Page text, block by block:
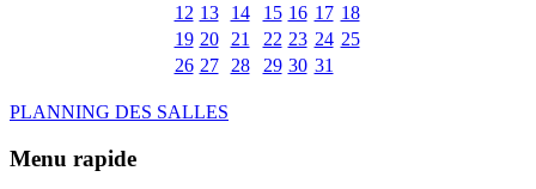
12 13 14 15 16 17 18
19 20 21 22 23 24 25
26 27 28 29 30 31
PLANNING DES SALLES
Menu rapide